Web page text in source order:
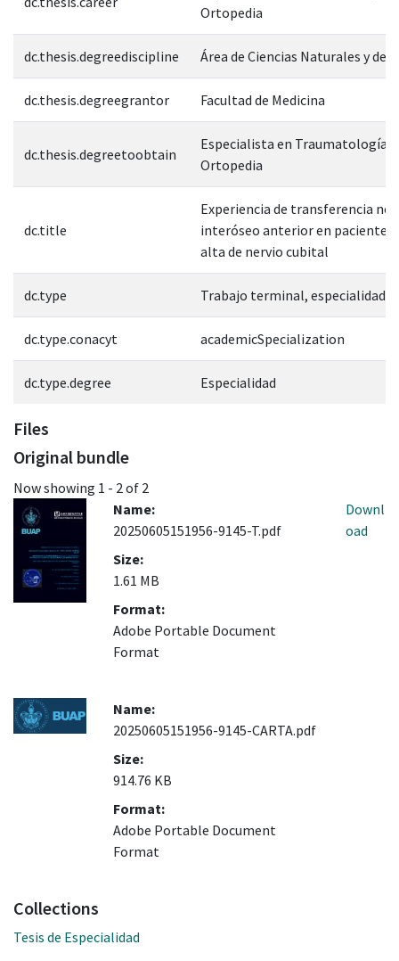
Ortopedia
dc.thesis.degreediscipline Área de Ciencias Naturales y de
dc.thesis.degreegrantor Facultad de Medicina
dc.thesis.degreetoobtain
Especialista en Traumatología y
Ortopedia
dc.title
Experiencia de transferencia
interóseo anterior en pacientes
alta de nervio cubital
dc.type Trabajo terminal, especialidad
dc.type.conacyt academicSpecialization
dc.type.degree Especialidad
Files
Original bundle
Now showing 1 - 2 of 2
Name:
20250605151956-9145-T.pdf
Size:
1.61 MB
Format:
Adobe Portable Document
Format
Downl
oad
Name:
20250605151956-9145-CARTA.pdf
Size:
914.76 KB
Format:
Adobe Portable Document
Format
Collections
Tesis de Especialidad